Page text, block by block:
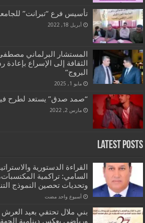
تأسيس فرع “تبرانت”
أبريل 18, 2022
المستشار البرلماني
الثقافة إلى الإسراع بإعادة
البروج”
مايو 1, 2025
“صمد صدق” يستعد لطرح
مارس 2, 2022
Latest Posts
القراءة الدستورية
السامي: تراكمية
وتحديات تحصين النموذج
‏أسبوع واحد مضت
بني ملال تحتفي بعيد العرش
ورياضي يعكس دينامية الجهة